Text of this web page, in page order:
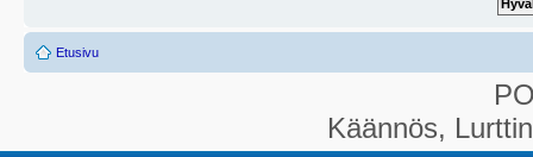
Etusivu
Käännös,